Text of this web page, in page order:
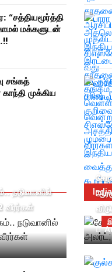
“சத்தியமூர்த்தி
மக்களுடன்
சங்கத்
முக்கிய
நடுவானில்
வீரர்கள்